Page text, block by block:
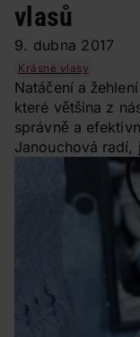
vlasů
9. dubna 2017
Krásné vlasy
Natáčení a
které většina z
správně a
Janouchová radí,